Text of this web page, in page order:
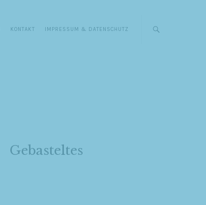
KONTAKT IMPRESSUM & DATENSCHUTZ
Gebasteltes